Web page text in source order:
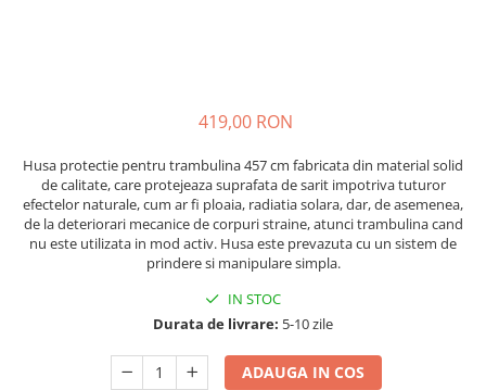
Camera copilului
Patuturi din lemn
Patuturi lemn pana la 120 x 60 cm
Patuturi lemn 140 x 70 cm
Pat copii 160 x 80 cm
419,00 RON
Husa protectie pentru trambulina 457 cm fabricata din material solid
de calitate, care protejeaza suprafata de sarit impotriva tuturor
efectelor naturale, cum ar fi ploaia, radiatia solara, dar, de asemenea,
de la deteriorari mecanice de corpuri straine, atunci trambulina cand
nu este utilizata in mod activ. Husa este prevazuta cu un sistem de
prindere si manipulare simpla.
IN STOC
Durata de livrare: 5-10 zile
ADAUGA IN COS